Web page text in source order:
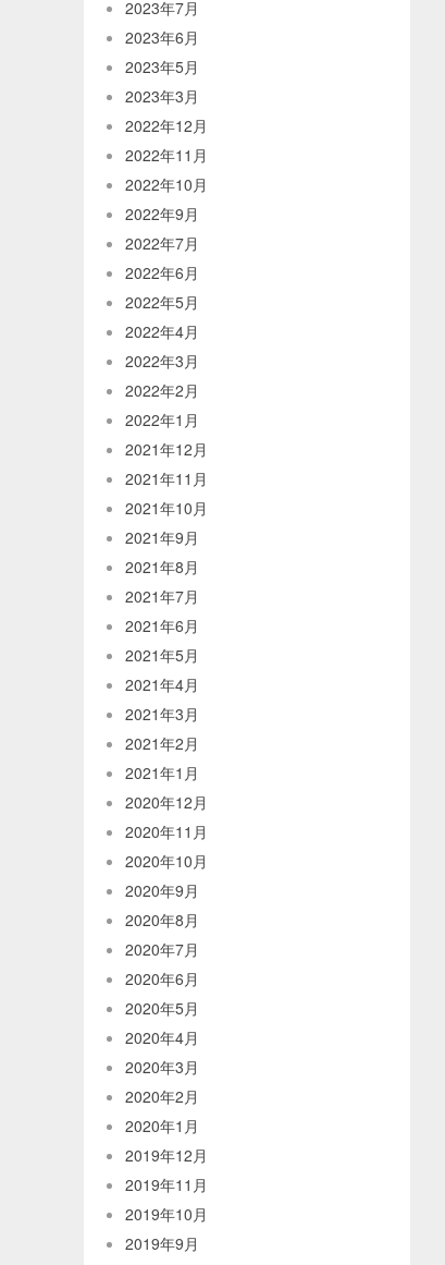
2023年7月
2023年6月
2023年5月
2023年3月
2022年12月
2022年11月
2022年10月
2022年9月
2022年7月
2022年6月
2022年5月
2022年4月
2022年3月
2022年2月
2022年1月
2021年12月
2021年11月
2021年10月
2021年9月
2021年8月
2021年7月
2021年6月
2021年5月
2021年4月
2021年3月
2021年2月
2021年1月
2020年12月
2020年11月
2020年10月
2020年9月
2020年8月
2020年7月
2020年6月
2020年5月
2020年4月
2020年3月
2020年2月
2020年1月
2019年12月
2019年11月
2019年10月
2019年9月